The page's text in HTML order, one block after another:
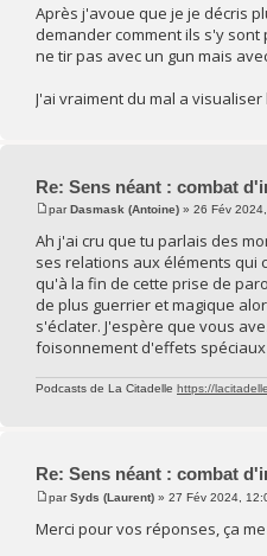
Après j'avoue que je je décris
demander comment ils s'y
ne tir pas avec un gun mais
J'ai vraiment du mal a
Re: Sens néant : combat
parDasmask (Antoine) » 26 Fév
Ah j'ai cru que tu parlais des
ses relations aux éléments qui
qu'à la fin de cette prise de
de plus guerrier et magique
s'éclater. J'espère que vous
foisonnement d'effets
Podcasts de La Citadelle https://
Re: Sens néant : combat
parSyds (Laurent) » 27 Fév 2024,
Merci pour vos réponses, ça